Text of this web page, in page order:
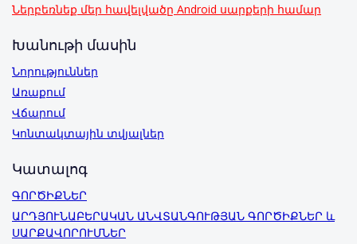
Ներբեռնեք մեր հավելվածը Android սարքերի համար
Խանութի մասին
Նորություններ
Առաքում
Վճարում
Կոնտակտային տվյալներ
Կատալոգ
ԳՈՐԾԻՔՆԵՐ
ԱՐԴՅՈՒՆԱԲԵՐԱԿԱՆ ԱՆՎՏԱՆԳՈՒԹՅԱՆ ԳՈՐԾԻՔՆԵՐ և
ՍԱՐՔԱՎՈՐՈՒՄՆԵՐ